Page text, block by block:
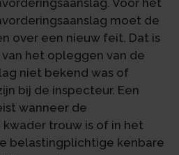
moet de
over een nieuw feit. Dat is
het opleggen van de
niet bekend was of
bij de inspecteur. Een
wanneer de
trouw is of in het
belastingplichtige kenbare